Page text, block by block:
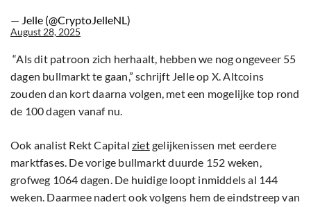
— Jelle (@CryptoJelleNL)
August 28, 2025
“Als dit patroon zich herhaalt, hebben we nog ongeveer 55
dagen bullmarkt te gaan,” schrijft Jelle op X. Altcoins
zouden dan kort daarna volgen, met een mogelijke top rond
de 100 dagen vanaf nu.
Ook analist Rekt Capital zietgelijkenissen met eerdere
marktfases. De vorige bullmarkt duurde 152 weken,
grofweg 1064 dagen. De huidige loopt inmiddels al 144
weken. Daarmee nadert ook volgens hem de eindstreep van